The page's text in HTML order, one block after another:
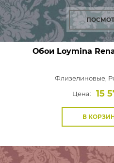
Обои Loymina
Флизелиновые,
Цена:
15
В